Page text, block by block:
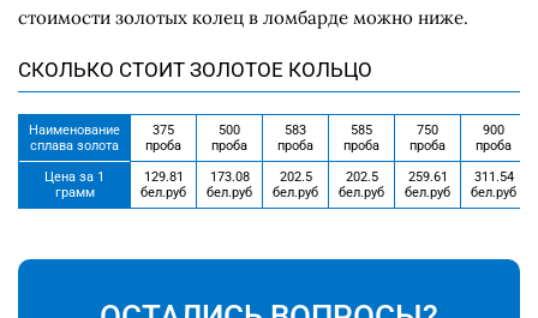
стоимости золотых колец в ломбарде можно ниже.
CКОЛЬКО СТОИТ ЗОЛОТОЕ КОЛЬЦО
Наименование
сплава золота
375
проба
500
проба
583
проба
585
проба
750
проба
900
проба
Цена за 1
грамм
129.81
бел.руб
173.08
бел.руб
202.5
бел.руб
202.5
бел.руб
259.61
бел.руб
311.54
бел.руб